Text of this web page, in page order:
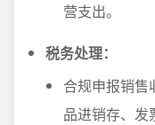
营支出。
税务处理：
合规申报销售
品进销存、发